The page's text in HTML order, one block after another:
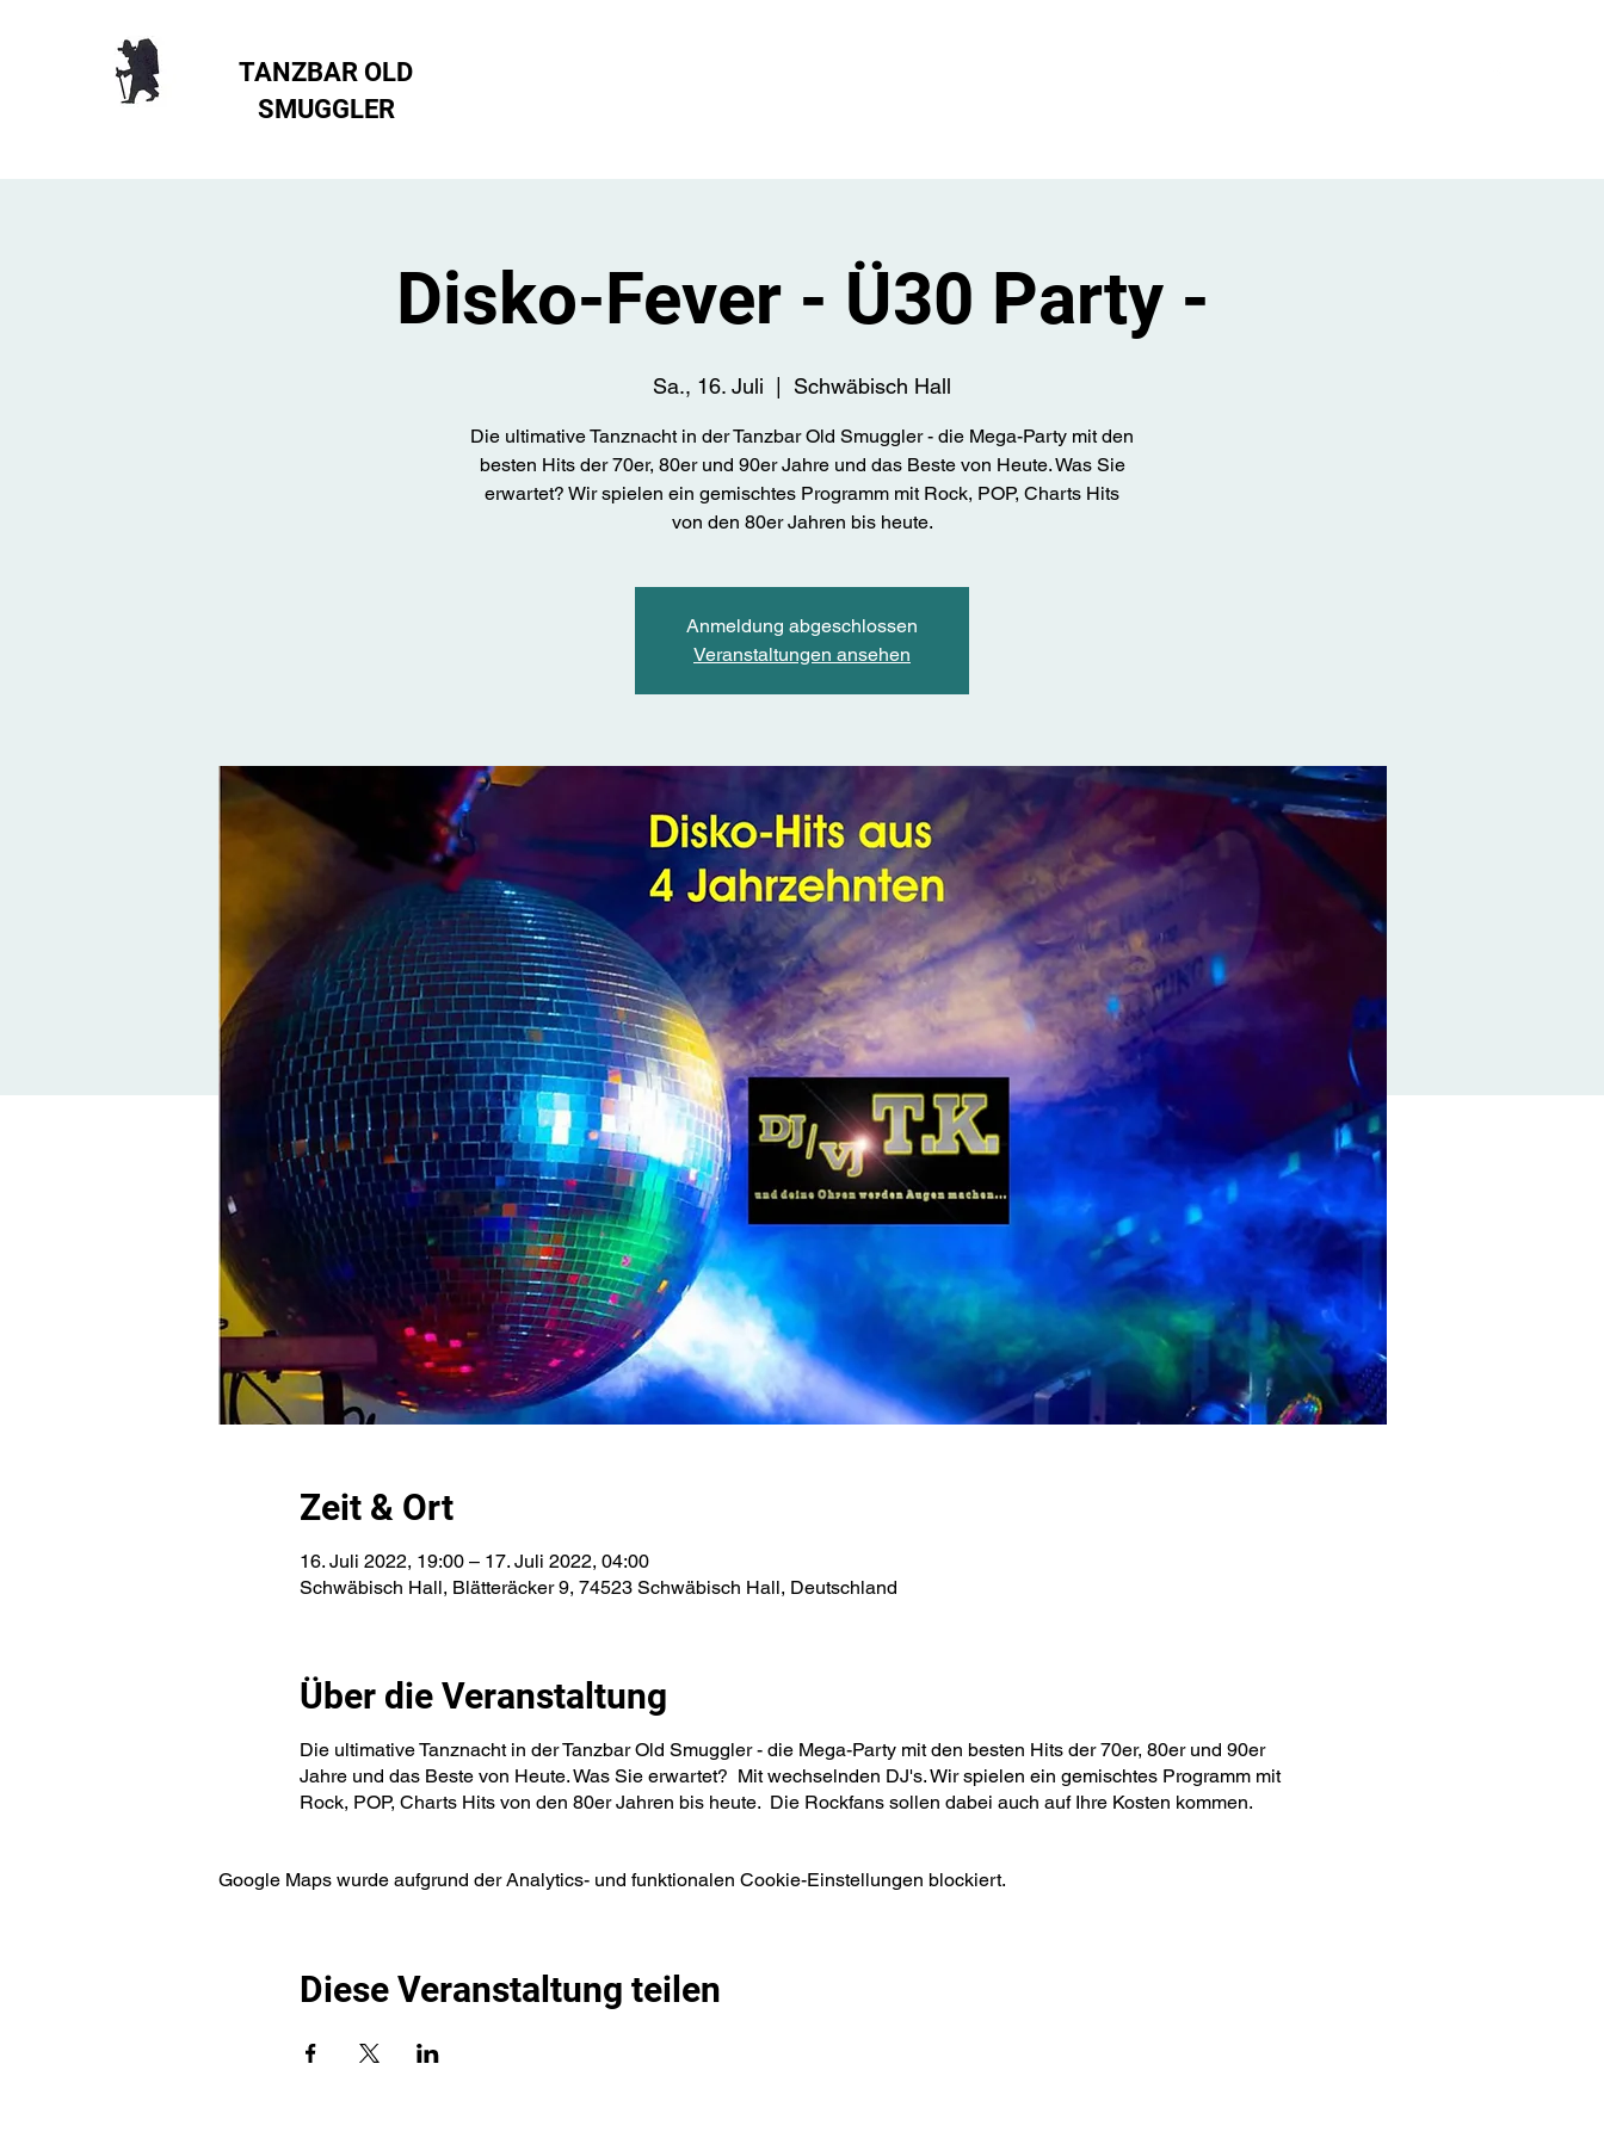
TANZBAR OLD
SMUGGLER ​
Disko-Fever - Ü30 Party -
Sa., 16. Juli Schwäbisch Hall
Die ultimative Tanznacht in der Tanzbar Old Smuggler - die Mega-Party mit den
besten Hits der 70er, 80er und 90er Jahre und das Beste von Heute. Was Sie
erwartet? Wir spielen ein gemischtes Programm mit Rock, POP, Charts Hits
von den 80er Jahren bis heute.
Anmeldung abgeschlossen
Veranstaltungen ansehen
Zeit & Ort
16. Juli 2022, 19:00 – 17. Juli 2022, 04:00
Schwäbisch Hall, Blätteräcker 9, 74523 Schwäbisch Hall, Deutschland
Über die Veranstaltung
Die ultimative Tanznacht in der Tanzbar Old Smuggler - die Mega-Party mit den besten Hits der 70er, 80er und 90er
Jahre und das Beste von Heute. Was Sie erwartet? Mit wechselnden DJ's. Wir spielen ein gemischtes Programm mit
Rock, POP, Charts Hits von den 80er Jahren bis heute. Die Rockfans sollen dabei auch auf Ihre Kosten kommen.
Google Maps wurde aufgrund der Analytics- und funktionalen Cookie-Einstellungen blockiert.
Diese Veranstaltung teilen